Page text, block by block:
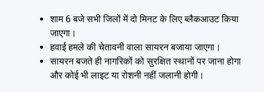
शाम 6 बजे सभी जिलों में दो मिनट के लिए ब्लैकआउट किया
जाएगा।
हवाई हमले की चेतावनी वाला सायरन बजाया जाएगा।
सायरन बजते ही नागरिकों को सुरक्षित स्थानों पर जाना होगा
और कोई भी लाइट या रोशनी नहीं जलानी होगी।